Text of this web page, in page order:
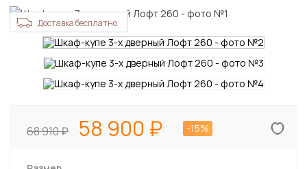
Доставка бесплатно
68 910 58 900 -15%